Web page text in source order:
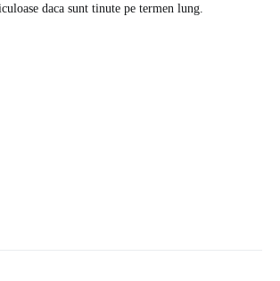
daca sunt tinute pe termen lung.